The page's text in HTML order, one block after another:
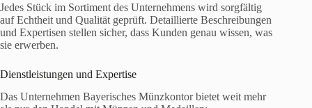
Jedes Stück im Sortiment des Unternehmens wird sorgfältig
auf Echtheit und Qualität geprüft. Detaillierte Beschreibungen
und Expertisen stellen sicher, dass Kunden genau wissen, was
sie erwerben.
Dienstleistungen und Expertise
Das Unternehmen Bayerisches Münzkontor bietet weit mehr